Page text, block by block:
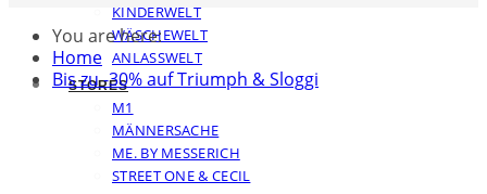
KINDERWELT
WÄSCHEWELT
ANLASSWELT
STORES
M1
MÄNNERSACHE
ME. BY MESSERICH
STREET ONE & CECIL
You are here:
Home
Bis zu -30% auf Triumph & Sloggi